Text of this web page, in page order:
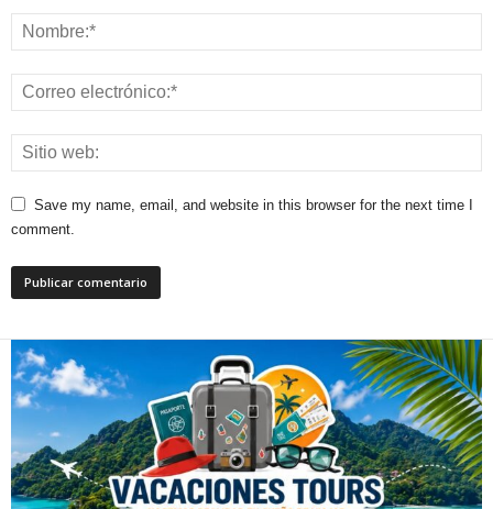
Save my name, email, and website in this browser for the next time I
comment.